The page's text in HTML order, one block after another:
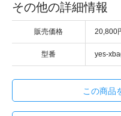
その他の詳細情報
販売価格 20,800
型番 yes-
この商品